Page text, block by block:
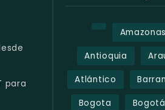
para
Amazonas
Antioquia
Atlántico
Bogota